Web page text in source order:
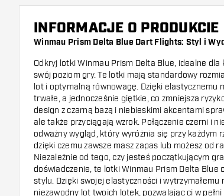
INFORMACJE O PRODUKCIE
Winmau Prism Delta Blue Dart Flights: Styl i
Odkryj lotki Winmau Prism Delta Blue, idealne
swój poziom gry. Te lotki mają standardowy
lot i optymalną równowagę. Dzięki elastycznemu
trwałe, a jednocześnie giętkie, co zmniejsza
design z czarną bazą i niebieskimi akcentami
ale także przyciągają wzrok. Połączenie czerni i
odważny wygląd, który wyróżnia się przy każdym
dzięki czemu zawsze masz zapas lub możesz od
Niezależnie od tego, czy jesteś początkującym
doświadczenie, te lotki Winmau Prism Delta Blue
stylu. Dzięki swojej elastyczności i wytrzymałemu
niezawodny lot twoich lotek, pozwalając ci w